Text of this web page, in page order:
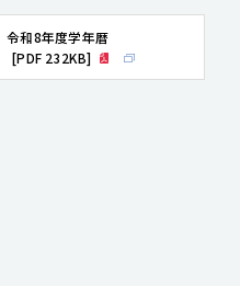
令和8年度学年暦
[PDF 232KB]